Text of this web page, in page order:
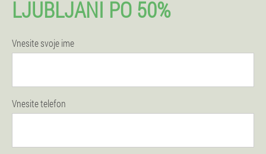
LJUBLJANI PO 50%
Vnesite svoje ime
Vnesite telefon